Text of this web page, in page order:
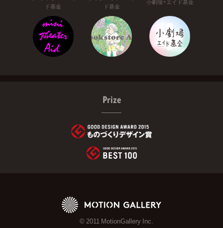
ド基金
ド基金
小劇場・エイド基金
Prize
© 2011 MotionGallery Inc.